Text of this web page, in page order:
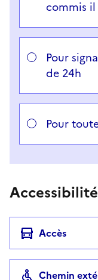
commis il
Pour
de 24h
Pour
Accès
Chemin